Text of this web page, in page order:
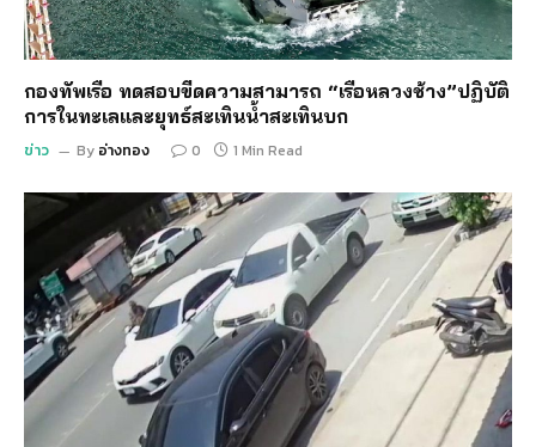
กองทัพเรือ ทดสอบขีดความสามารถ “เรือหลวงช้าง”ปฏิบัติ
การในทะเลและยุทธ์สะเทินน้ำสะเทินบก
ข่าว By อ่างทอง 0 1 Min Read